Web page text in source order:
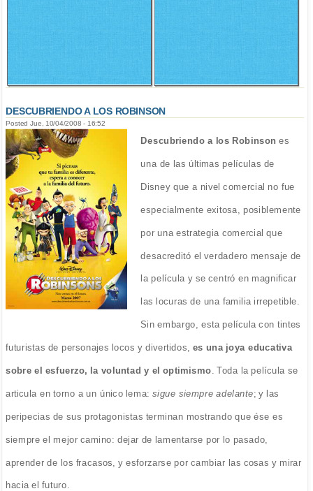
DESCUBRIENDO A LOS ROBINSON
Posted Jue, 10/04/2008 - 16:52
Descubriendo a los Robinson es
una de las últimas películas de
Disney que a nivel comercial no fue
especialmente exitosa, posiblemente
por una estrategia comercial que
desacreditó el verdadero mensaje de
la película y se centró en magnificar
las locuras de una familia irrepetible.
Sin embargo, esta película con tintes
futuristas de personajes locos y divertidos, es una joya educativa
sobre el esfuerzo, la voluntad y el optimismo . Toda la película se
articula en torno a un único lema:sigue siempre adelante; y las
peripecias de sus protagonistas terminan mostrando que ése es
siempre el mejor camino: dejar de lamentarse por lo pasado,
aprender de los fracasos, y esforzarse por cambiar las cosas y mirar
hacia el futuro.